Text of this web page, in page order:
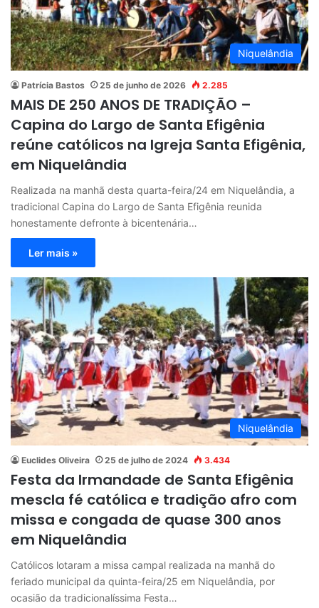
Niquelândia
Patrícia Bastos 25 de junho de 2026 2.285
MAIS DE 250 ANOS DE TRADIÇÃO –
Capina do Largo de Santa Efigênia
reúne católicos na Igreja Santa Efigênia,
em Niquelândia
Realizada na manhã desta quarta-feira/24 em Niquelândia, a
tradicional Capina do Largo de Santa Efigênia reunida
honestamente defronte à bicentenária…
Ler mais »
Niquelândia
Euclides Oliveira 25 de julho de 2024 3.434
Festa da Irmandade de Santa Efigênia
mescla fé católica e tradição afro com
missa e congada de quase 300 anos
em Niquelândia
Católicos lotaram a missa campal realizada na manhã do
feriado municipal da quinta-feira/25 em Niquelândia, por
ocasião da tradicionalíssima Festa…